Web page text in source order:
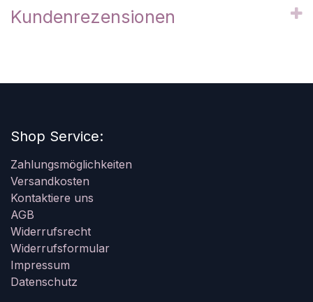
Kundenrezensionen
Shop Service:
Zahlungsmöglichkeiten
Versandkosten
Kontaktiere uns
AGB
Widerrufsrecht
Widerrufsformular
Impressum
Datenschutz